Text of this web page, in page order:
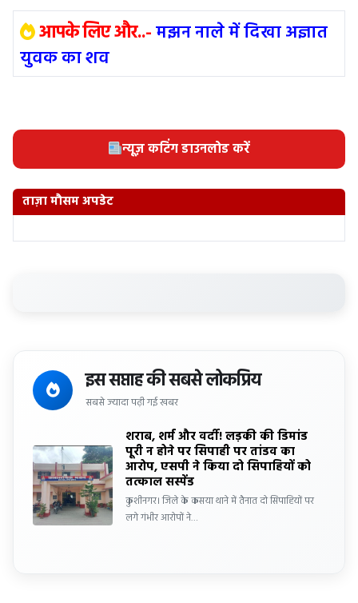
आपके लिए और..-मझन नाले में दिखा अज्ञात
युवक का शव
न्यूज़ कटिंग डाउनलोड करें
ताज़ा मौसम अपडेट
इस सप्ताह की सबसे लोकप्रिय
सबसे ज्यादा पढ़ी गई खबर
शराब, शर्म और वर्दी! लड़की की डिमांड
पूरी न होने पर सिपाही पर तांडव का
आरोप, एसपी ने किया दो सिपाहियों को
तत्काल सस्पेंड
कुशीनगर। जिले के कसया थाने में तैनात दो सिपाहियों पर
लगे गंभीर आरोपों ने…